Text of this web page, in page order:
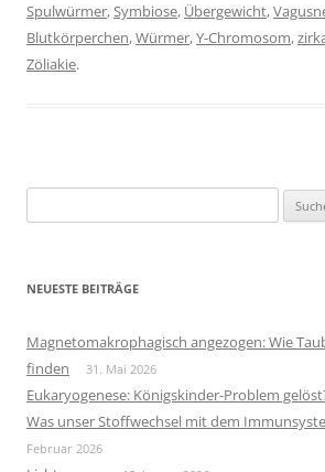
Spulwürmer,Symbiose, Übergewicht,
Blutkörperchen,Würmer,Y-Chromosom,
Zöliakie.
nach:
NEUESTE BEITRÄGE
Magnetomakrophagisch angezogen: Wie
finden
31. Mai 2026
Eukaryogenese: Königskinder-Problem
Was unser Stoffwechsel mit dem
Februar 2026